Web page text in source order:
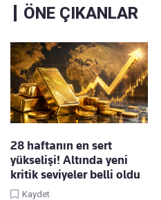
ÖNE ÇIKANLAR
28 haftanın en sert
yükselişi! Altında yeni
kritik seviyeler belli oldu
Kaydet